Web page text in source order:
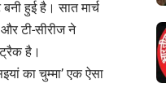
हुई है। सात मार्च
टी-सीरीज ने
ट्रैक है।
का चुम्मा’ एक ऐसा